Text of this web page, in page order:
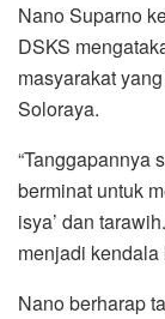
Nano Suparno
DSKS
masyarakat
Soloraya.
“Tanggapannya
berminat untuk
isya’ dan
menjadi kendala
Nano berharap